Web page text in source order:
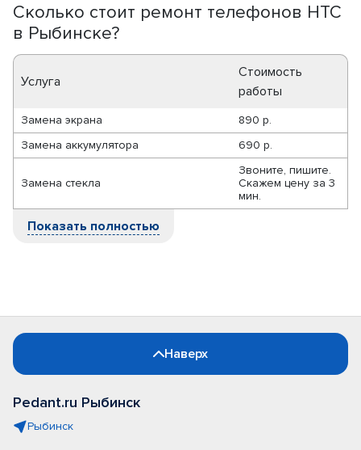
Сколько стоит ремонт телефонов HTC
в Рыбинске?
Услуга
Стоимость
работы
Замена экрана
890 р.
Замена аккумулятора
690 р.
Замена стекла
Звоните, пишите.
Скажем цену за 3
мин.
Показать полностью
Наверх
Pedant.ru Рыбинск
Рыбинск